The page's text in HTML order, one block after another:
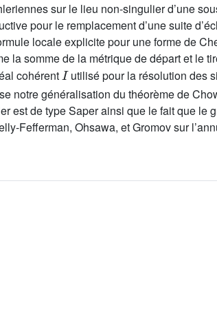
sur le lieu non-singulier d’une
pour le remplacement d’une suite
locale explicite pour une forme de
la somme de la métrique de départ et le
cohérent
I
utilisé pour la résolution des
notre généralisation du théorème de
est de type Saper ainsi que le fait que le
Fefferman, Ohsawa, et Gromov sur